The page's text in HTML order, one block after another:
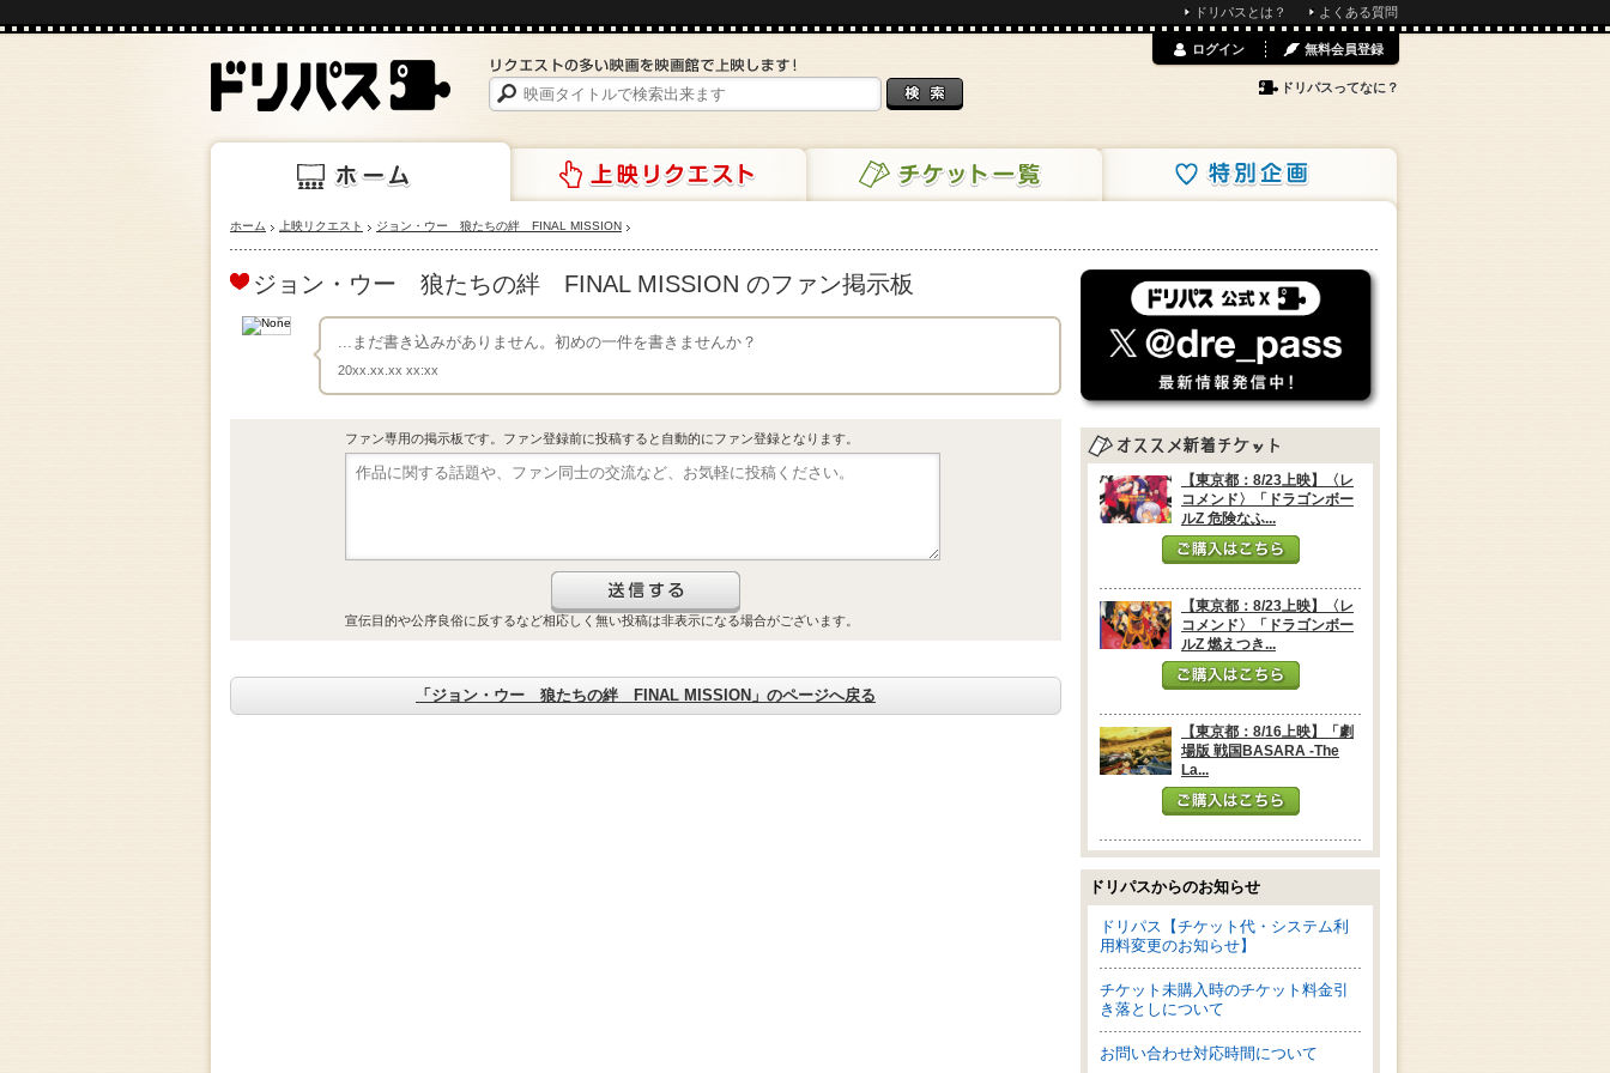
ドリパスとは？ よくある質問
ホーム 上映リクエスト チケット一覧 特別企画
ログイン 無料会員登録
ドリパスってなに？
ホーム 上映リクエスト ジョン・ウー 狼たちの絆 FINAL MISSION
ジョン・ウー 狼たちの絆 FINAL MISSION のファン掲示板
...まだ書き込みがありません。初めの一件を書きませんか？
20xx.xx.xx xx:xx
ファン専用の掲示板です。ファン登録前に投稿すると自動的にファン登録となります。
宣伝目的や公序良俗に反するなど相応しく無い投稿は非表示になる場合がございます。
「ジョン・ウー 狼たちの絆 FINAL MISSION」のページへ戻る
【東京都：8/23上映】〈レ
コメンド〉「ドラゴンボー
ルZ 危険なふ...
【東京都：8/23上映】〈レ
コメンド〉「ドラゴンボー
ルZ 燃えつき...
【東京都：8/16上映】「劇
場版 戦国BASARA -The
La...
ドリパスからのお知らせ
ドリパス【チケット代・システム利
用料変更のお知らせ】
チケット未購入時のチケット料金引
き落としについて
お問い合わせ対応時間について